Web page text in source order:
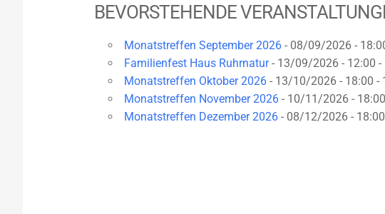
BEVORSTEHENDE
Monatstreffen September 2026 - 08/09/2026 -
Familienfest Haus Ruhrnatur- 13/09/2026 - 12:00 -
Monatstreffen Oktober 2026 - 13/10/2026 - 18:00 -
Monatstreffen November 2026 - 10/11/2026 -
Monatstreffen Dezember 2026 - 08/12/2026 -